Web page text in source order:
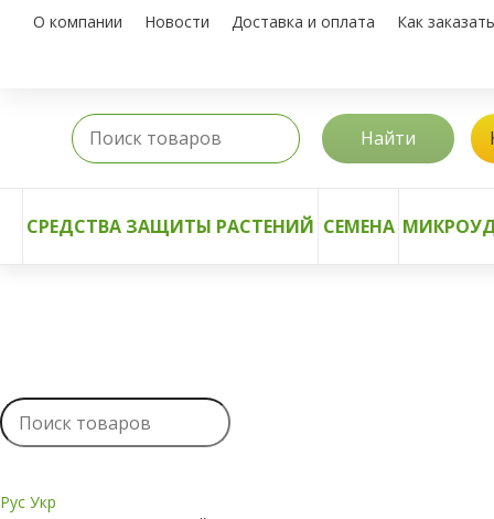
О компании Новости Доставка и оплата Как заказать
Найти
СРЕДСТВА ЗАЩИТЫ РАСТЕНИЙ СЕМЕНА
Рус Укр